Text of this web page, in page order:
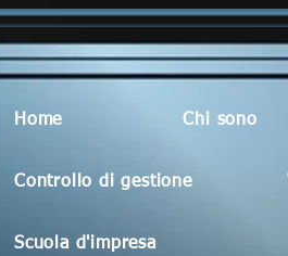
Home Chi sono
Controllo di gestione
Scuola d'impresa